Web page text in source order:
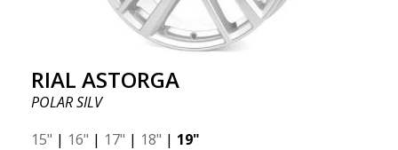
RIAL ASTORGA
POLAR SILV
15" | 16" | 17" | 18" | 19"